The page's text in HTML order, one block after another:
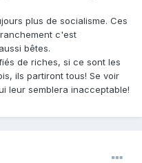
plus de socialisme. Ces
c'est
bêtes.
de riches, si ce sont les
ils partiront tous! Se voir
leur semblera inacceptable!